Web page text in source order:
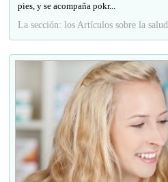
pies, y se acompaña pokr...
La sección: los Artículos sobre la salud